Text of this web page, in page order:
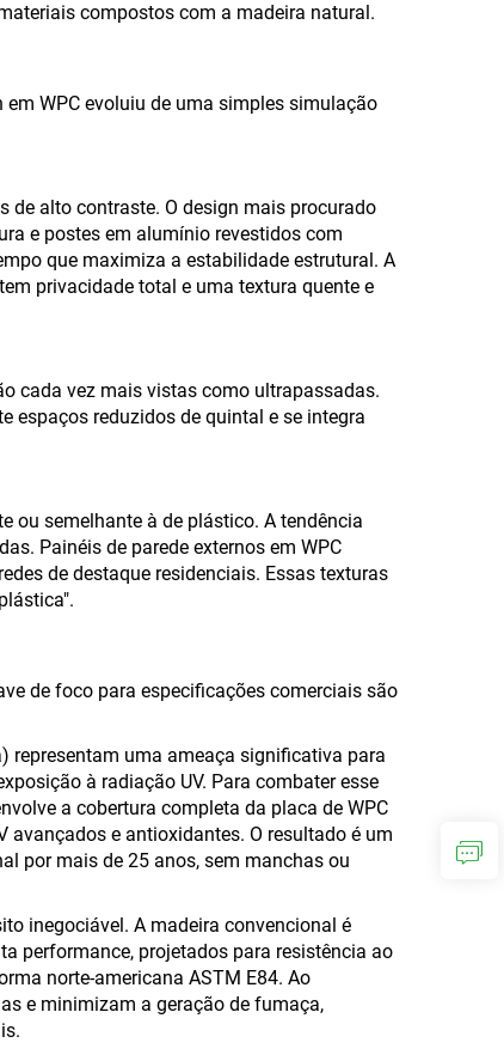
compostos com a madeira natural.
WPC evoluiu de uma simples simulação
de alto contraste. O design mais procurado
e postes em alumínio revestidos com
que maximiza a estabilidade estrutural. A
privacidade total e uma textura quente e
cada vez mais vistas como ultrapassadas.
espaços reduzidos de quintal e se integra
ou semelhante à de plástico. A tendência
Painéis de parede externos em WPC
de destaque residenciais. Essas texturas
de foco para especificações comerciais são
representam uma ameaça significativa para
à radiação UV. Para combater esse
a cobertura completa da placa de WPC
e antioxidantes. O resultado é um
por mais de 25 anos, sem manchas ou
inegociável. A madeira convencional é
performance, projetados para resistência ao
norte-americana ASTM E84. Ao
e minimizam a geração de fumaça,